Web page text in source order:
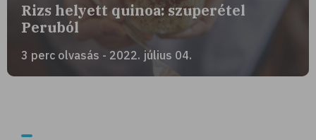
Rizs helyett quinoa: szuperétel
Peruból
3 perc olvasás - 2022. július 04.